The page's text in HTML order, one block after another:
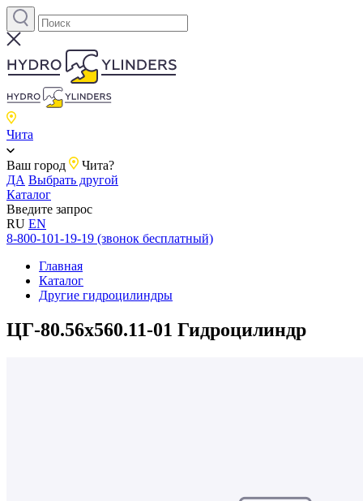
Чита
Ваш город
Чита?
ДА Выбрать другой
Каталог
Введите запрос
RU EN
8-800-101-19-19 (звонок бесплатный)
Главная
Каталог
Другие гидроцилиндры
ЦГ-80.56х560.11-01 Гидроцилиндр